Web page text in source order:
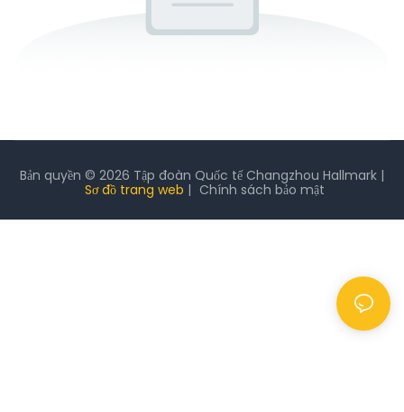
Bản quyền © 2026 Tập đoàn Quốc tế Changzhou Hallmark |
Sơ đồ trang web | Chính sách bảo mật